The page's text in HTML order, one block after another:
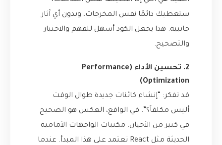
ستعطيك دائمًا نفس المخرجات، وبدون أي آثار
جانبية. هذا يجعل الكود أسهل للفهم والاختبار
والتصحيح.
2. تحسين الأداء (Performance
Optimization)
قد تفكر: “إنشاء كائنات جديدة طوال الوقت
أليس مكلفاً؟”. في الواقع، العكس هو الصحيح
في كثير من الأحيان. مكتبات الواجهات الأمامية
الحديثة مثل React تعتمد على هذا المبدأ. عندما